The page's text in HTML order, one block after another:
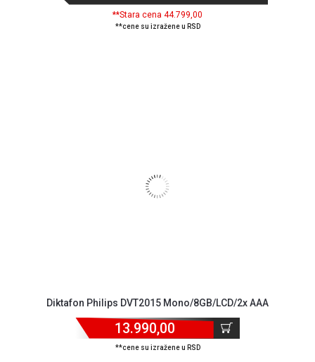
**Stara cena 44.799,00
**cene su izražene u RSD
Diktafon Philips DVT2015 Mono/8GB/LCD/2x AAA
13.990,00
**cene su izražene u RSD